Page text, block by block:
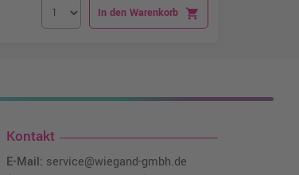
In den Warenkorb shopping_cart
Kontakt
E-Mail: service@wiegand-gmbh.de